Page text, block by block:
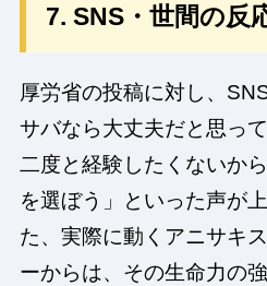
7. SNS・世間の反
厚労省の投稿に対し、
サバなら大丈夫だと思っ
二度と経験したくないか
を選ぼう」といった声が
た、実際に動くアニサキ
ーからは、その生命力の